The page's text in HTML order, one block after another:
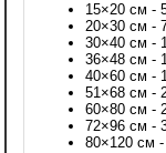
15×20 см -
20×30 см -
30×40 см -
36×48 см -
40×60 см -
51×68 см -
60×80 см -
72×96 см -
80×120 см -